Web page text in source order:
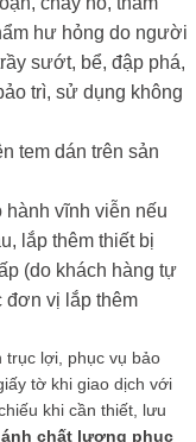
hư hỏng do người
sướt, bể, đập phá,
trì, sử dụng không
tem dán trên sản
vĩnh viễn nếu
lắp thêm thiết bị
(do khách hàng tự
đơn vị lắp thêm
lợi, phục vụ bảo
tờ khi giao dịch với
khi cần thiết, lưu
chất lượng phục